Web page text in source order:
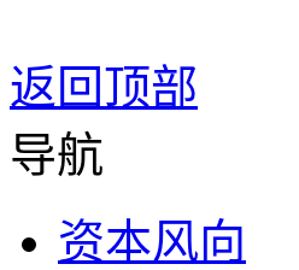
返回顶部
导航
资本风向